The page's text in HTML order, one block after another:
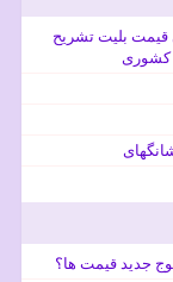
بلیت تشریح
کشوری
جدید قیمت ها؟